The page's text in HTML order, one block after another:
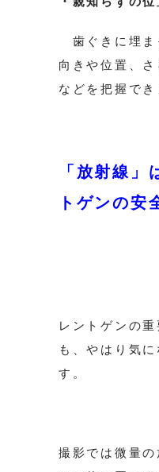
歯ぐきに埋ま
向きや位置、
などを把握でき
「放射線」
トゲンの安
レントゲンの
も、やはり気
す。
撮影では微量の